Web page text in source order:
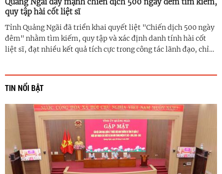
quy tập hài cốt liệt sĩ
Tỉnh Quảng Ngãi đã triển khai quyết liệt "Chiến dịch 500 ngày
đêm" nhằm tìm kiếm, quy tập và xác định danh tính hài cốt
liệt sĩ, đạt nhiều kết quả tích cực trong công tác lãnh đạo, chỉ
TIN NỔI BẬT